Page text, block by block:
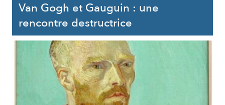
Van Gogh et Gauguin : une
rencontre destructrice